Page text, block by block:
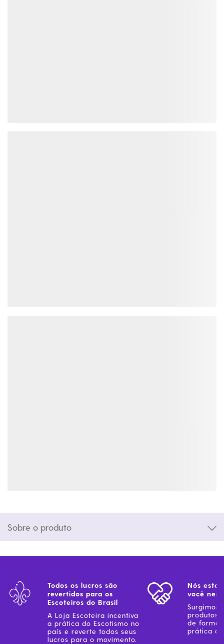
Sobre o produto
Todos os lucros são
revertidos para os
Escoteiros do Brasil
A Loja Escoteira incentiva
a prática do Escotismo no
país e reverte todos seus
lucros para o movimento.
Nós
você
Surgimos
produtos
de forma
prática